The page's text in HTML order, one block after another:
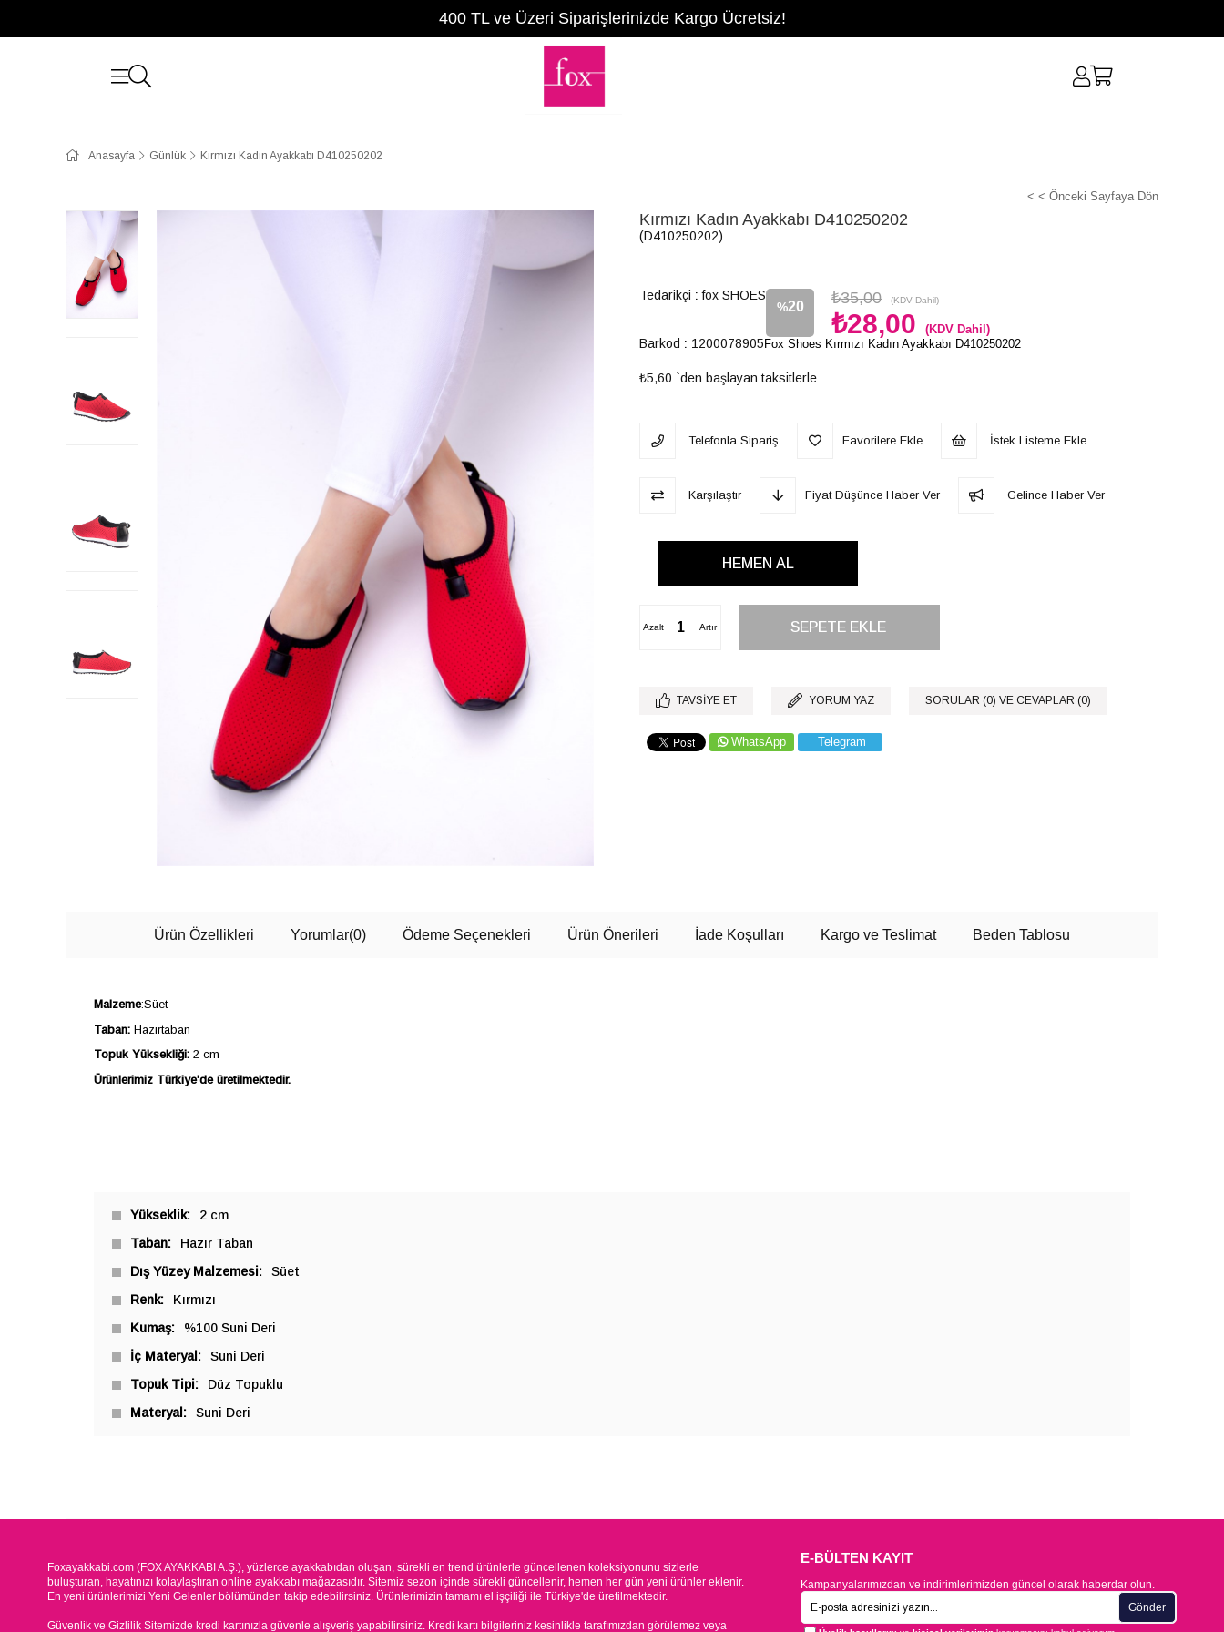
400 TL ve Üzeri Siparişlerinizde Kargo Ücretsiz!
Anasayfa Günlük Kırmızı Kadın Ayakkabı D410250202
< < Önceki Sayfaya Dön
Kırmızı Kadın Ayakkabı D410250202
(D410250202)
Tedarikçi : fox SHOES
%20
İndirim
₺35,00 (KDV Dahil)
₺28,00 (KDV Dahil)
Barkod : 1200078905
₺5,60 `den başlayan taksitlerle
Fox Shoes Kırmızı Kadın Ayakkabı D410250202
Telefonla Sipariş Favorilere Ekle İstek Listeme Ekle
Karşılaştır Fiyat Düşünce Haber Ver Gelince Haber Ver
Artır
Azalt
TAVSIYE ET YORUM YAZ SORULAR (0) VE CEVAPLAR (0)
WhatsApp Telegram
Ürün Özellikleri Yorumlar(0) Ödeme Seçenekleri Ürün Önerileri İade Koşulları Kargo ve Teslimat Beden Tablosu
Malzeme:Süet
Taban: Hazırtaban
Topuk Yüksekliği: 2 cm
Ürünlerimiz Türkiye'de üretilmektedir.
Yükseklik
2 cm
Taban
Hazır Taban
Dış Yüzey Malzemesi
Süet
Renk
Kırmızı
Kumaş
%100 Suni Deri
İç Materyal
Suni Deri
Topuk Tipi
Düz Topuklu
Materyal
Suni Deri
Foxayakkabi.com (FOX AYAKKABI A.Ş.), yüzlerce ayakkabıdan oluşan, sürekli en trend ürünlerle güncellenen koleksiyonunu sizlerle
buluşturan, hayatınızı kolaylaştıran online ayakkabı mağazasıdır. Sitemiz sezon içinde sürekli güncellenir, hemen her gün yeni ürünler eklenir.
En yeni ürünlerimizi Yeni Gelenler bölümünden takip edebilirsiniz. Ürünlerimizin tamamı el işçiliği ile Türkiye'de üretilmektedir.
Güvenlik ve Gizlilik Sitemizde kredi kartınızla güvenle alışveriş yapabilirsiniz. Kredi kartı bilgileriniz kesinlikle tarafımızdan görülemez veya
E-BÜLTEN KAYIT
Kampanyalarımızdan ve indirimlerimizden güncel olarak haberdar olun.
Gönder